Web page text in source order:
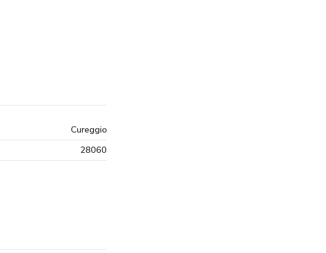
Cureggio
28060